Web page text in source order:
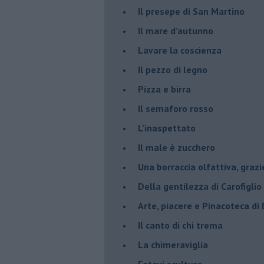
​Il presepe di San Martino
​Il mare d’autunno
​Lavare la coscienza
​Il pezzo di legno
​Pizza e birra
​Il semaforo rosso
​L’inaspettato
​Il male è zucchero
​Una borraccia olfattiva,
​Della gentilezza di Carofiglio
Arte, piacere e Pinacoteca di
​Il canto di chi trema
La chimeraviglia